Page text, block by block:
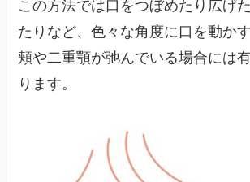
この方法では口をつぼめたり広げ
たりなど、色々な角度に口を動か
頬や二重顎が弛んでいる場合には
ります。